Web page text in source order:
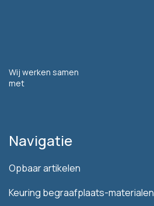
Wij werken samen
met
Navigatie
Opbaar artikelen
Keuring begraafplaats-materialen